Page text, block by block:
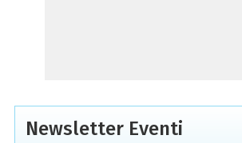
Newsletter Eventi